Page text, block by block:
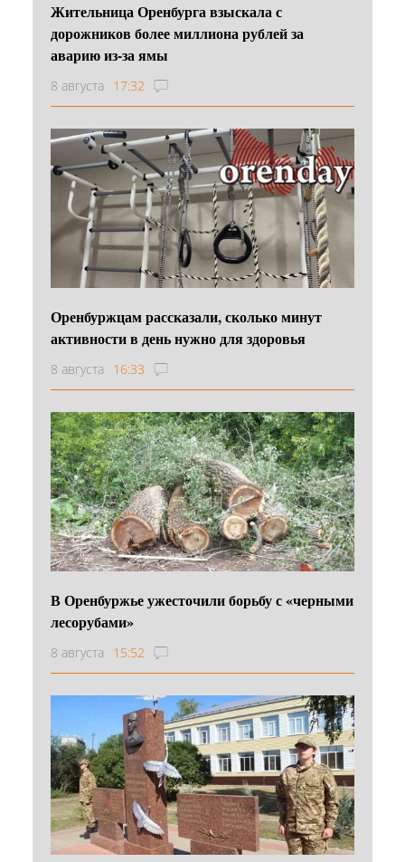
Жительница Оренбурга взыскала с
дорожников более миллиона рублей за
аварию из-за ямы
8 августа 17:32
Оренбуржцам рассказали, сколько минут
активности в день нужно для здоровья
8 августа 16:33
В Оренбуржье ужесточили борьбу с «черными
лесорубами»
8 августа 15:52